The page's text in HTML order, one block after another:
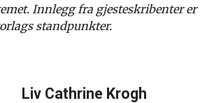
Liv Cathrine Krogh
Innlegg fra gjesteskribenter er
standpunkter.